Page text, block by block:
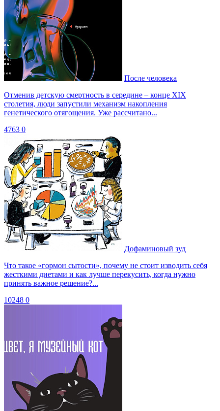
После человека
Отменив детскую смертность в середине – конце XIX
столетия, люди запустили механизм накопления
генетического отягощения. Уже рассчитано...
4763 0
Дофаминовый зуд
Что такое «гормон сытости», почему не стоит изводить себя
жесткими диетами и как лучше перекусить, когда нужно
принять важное решение?...
10248 0